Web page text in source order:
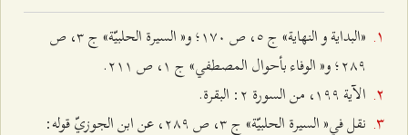
«البداية و النهاية» ج ٥، ص ۱۷۰؛ و« السيرة الحلبيّة» ج ٣، ص
٢۸٩؛ و« الوفاء بأحوال المصطفي» ج ۱، ص ٢۱۱.
الآية ۱٩٩، من السورة ٢: البقرة.
نقل في« السيرة الحلبيّة» ج ٣، ص ٢۸٩، عن ابن الجوزيّ قوله: